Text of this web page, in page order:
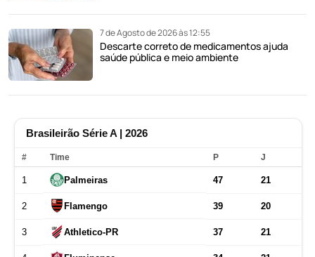
7 de Agosto de 2026 às 12:55
Descarte correto de medicamentos ajuda
saúde pública e meio ambiente